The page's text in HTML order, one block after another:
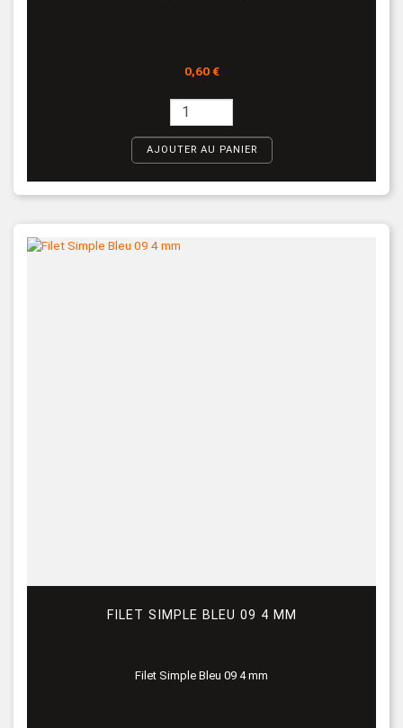
Prix
0,60 €
AJOUTER AU PANIER
FILET SIMPLE BLEU 09 4 MM
Filet Simple Bleu 09 4 mm